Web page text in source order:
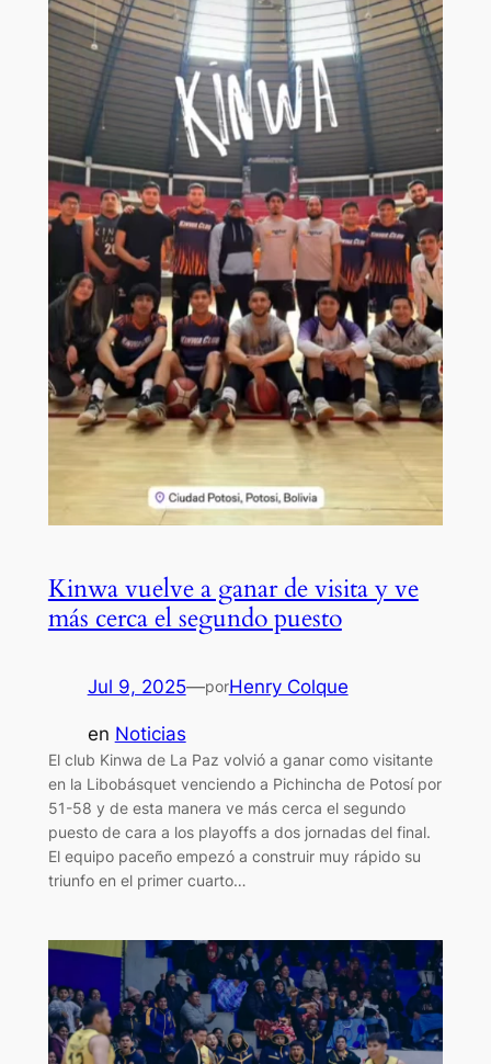
Kinwa vuelve a ganar de visita y ve
más cerca el segundo puesto
Jul 9, 2025—porHenry Colque
en Noticias
El club Kinwa de La Paz volvió a ganar como visitante
en la Libobásquet venciendo a Pichincha de Potosí por
51-58 y de esta manera ve más cerca el segundo
puesto de cara a los playoffs a dos jornadas del final.
El equipo paceño empezó a construir muy rápido su
triunfo en el primer cuarto…